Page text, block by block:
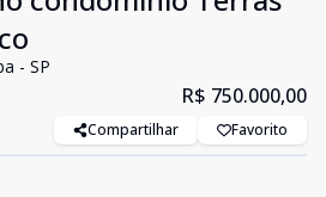
- SP
R$ 750.000,00
Compartilhar Favorito